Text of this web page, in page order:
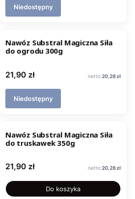
Niedostępny
Nawóz Substral Magiczna Siła
do ogrodu 300g
Cena
21,90 zł Cena
20,28 zł
Niedostępny
Nawóz Substral Magiczna Siła
do truskawek 350g
Cena
21,90 zł Cena
20,28 zł
Do koszyka